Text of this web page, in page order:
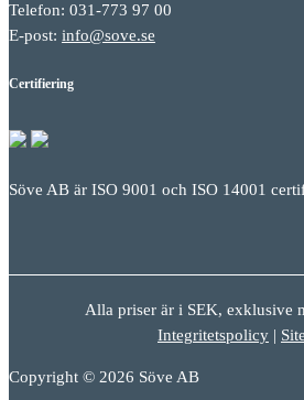
Telefon: 031-773 97 00
E-post: info@sove.se
Certifiering
Söve AB är ISO 9001 och ISO 14001
Alla priser är i SEK, exklusive
Integritetspolicy |
Copyright © 2026 Söve AB